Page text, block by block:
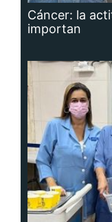
Cáncer: la
importan